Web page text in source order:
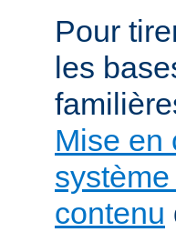
Pour
les
Mise en
contenu